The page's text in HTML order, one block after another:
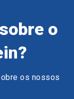
o
os nossos